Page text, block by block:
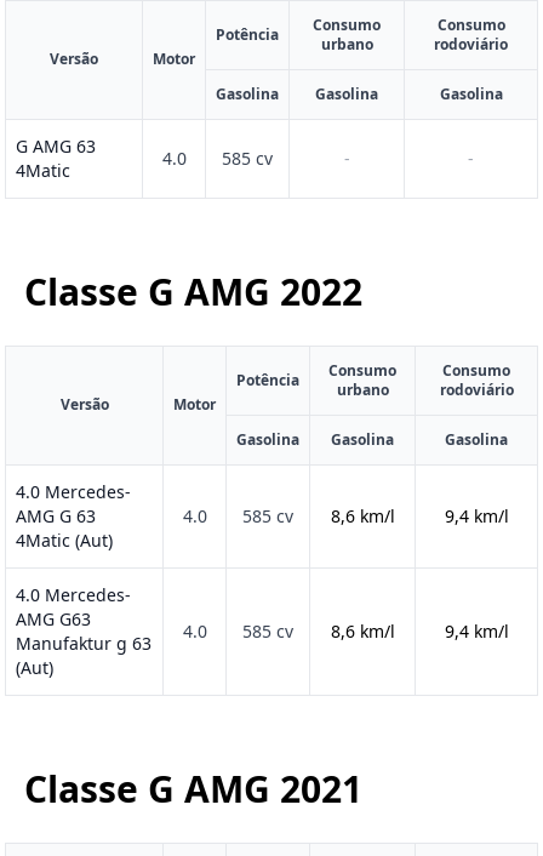
Versão Motor
Potência
Consumo
urbano
Consumo
rodoviário
Gasolina Gasolina Gasolina
G AMG 63
4Matic
4.0 585 cv - -
Classe G AMG 2022
Versão Motor
Potência
Consumo
urbano
Consumo
rodoviário
Gasolina Gasolina Gasolina
4.0 Mercedes-
AMG G 63
4Matic (Aut)
4.0 585 cv 8,6 km/l 9,4 km/l
4.0 Mercedes-
AMG G63
Manufaktur g 63
(Aut)
4.0 585 cv 8,6 km/l 9,4 km/l
Classe G AMG 2021